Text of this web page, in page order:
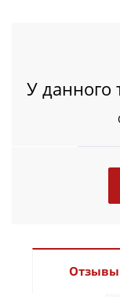
У данного
Отзывы